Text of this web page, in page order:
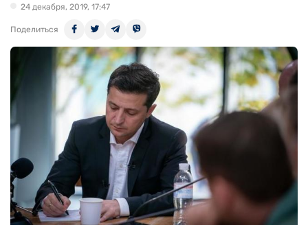
24 декабря, 2019, 17:47
Поделиться